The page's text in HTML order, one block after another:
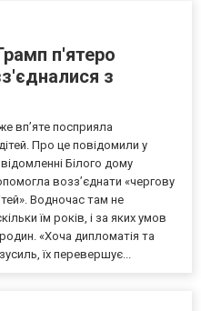
п'ятеро
з
впʼяте посприяла
Про це повідомили у
Білого дому
возз’єднати «чергову
Водночас там не
їм років, і за яких умов
«Хоча дипломатія та
їх перевершує...